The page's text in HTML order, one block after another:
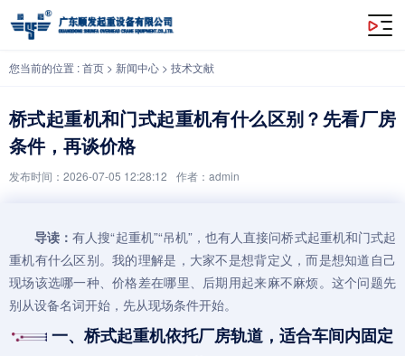
桥式起重机和门式起重机有什么区别？先看厂房条件，再谈价格
您当前的位置 :首页 > 新闻中心 > 技术文献
桥式起重机和门式起重机有什么区别？先看厂房
条件，再谈价格
发布时间：2026-07-05 12:28:12 作者：admin
导读：有人搜“起重机”“吊机”，也有人直接问桥式起重机和门式起
重机有什么区别。我的理解是，大家不是想背定义，而是想知道自己
现场该选哪一种、价格差在哪里、后期用起来麻不麻烦。这个问题先
别从设备名词开始，先从现场条件开始。
一、桥式起重机依托厂房轨道，适合车间内固定